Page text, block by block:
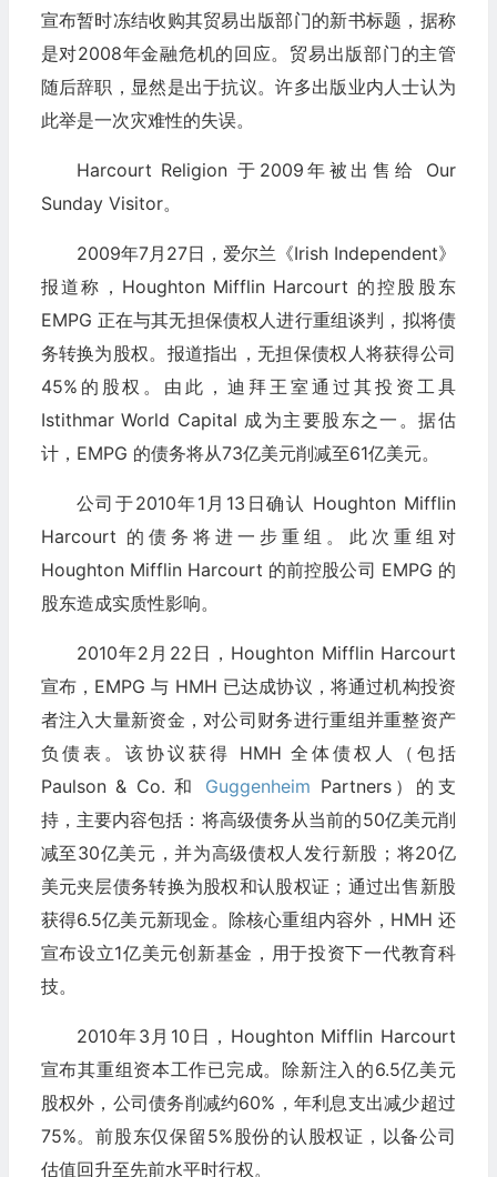
宣布暂时冻结收购其贸易出版部门的新书标题，据称
是对2008年金融危机的回应。贸易出版部门的主管
随后辞职，显然是出于抗议。许多出版业内人士认为
此举是一次灾难性的失误。
Harcourt Religion 于2009年被出售给 Our
Sunday Visitor。
2009年7月27日，爱尔兰《Irish Independent》
报道称，Houghton Mifflin Harcourt 的控股股东
EMPG 正在与其无担保债权人进行重组谈判，拟将债
务转换为股权。报道指出，无担保债权人将获得公司
45%的股权。由此，迪拜王室通过其投资工具
Istithmar World Capital 成为主要股东之一。据估
计，EMPG 的债务将从73亿美元削减至61亿美元。
公司于2010年1月13日确认 Houghton Mifflin
Harcourt 的债务将进一步重组。此次重组对
Houghton Mifflin Harcourt 的前控股公司 EMPG 的
股东造成实质性影响。
2010年2月22日，Houghton Mifflin Harcourt
宣布，EMPG 与 HMH 已达成协议，将通过机构投资
者注入大量新资金，对公司财务进行重组并重整资产
负债表。该协议获得 HMH 全体债权人（包括
Paulson & Co. 和 Guggenheim Partners）的支
持，主要内容包括：将高级债务从当前的50亿美元削
减至30亿美元，并为高级债权人发行新股；将20亿
美元夹层债务转换为股权和认股权证；通过出售新股
获得6.5亿美元新现金。除核心重组内容外，HMH 还
宣布设立1亿美元创新基金，用于投资下一代教育科
技。
2010年3月10日，Houghton Mifflin Harcourt
宣布其重组资本工作已完成。除新注入的6.5亿美元
股权外，公司债务削减约60%，年利息支出减少超过
75%。前股东仅保留5%股份的认股权证，以备公司
估值回升至先前水平时行权。